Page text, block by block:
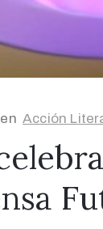
en Acción